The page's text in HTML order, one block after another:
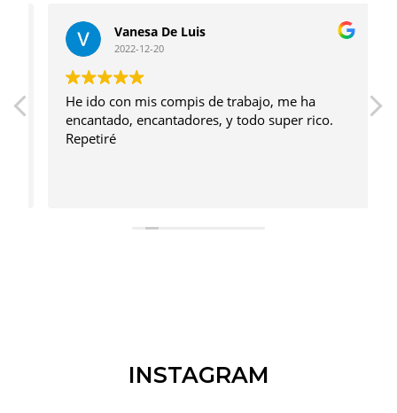
Vanesa De Luis
2022-12-20
He ido con mis compis de trabajo, me ha
encantado, encantadores, y todo super rico.
Repetiré
INSTAGRAM